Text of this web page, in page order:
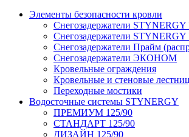
Элементы безопасности кровли
Снегозадержатели
Снегозадержатели
Снегозадержатели Прайм
Снегозадержатели ЭКОНОМ
Кровельные ограждения
Кровельные и стеновые
Переходные мостики
Водосточные системы STYNERGY
ПРЕМИУМ 125/90
СТАНДАРТ 125/90
ДИЗАЙН 125/90